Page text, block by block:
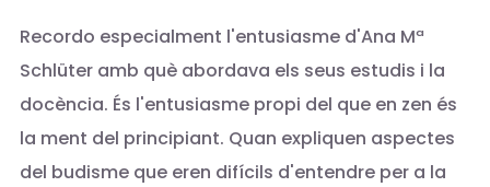
Recordo especialment l'entusiasme d'Ana Mª
Schlüter amb què abordava els seus estudis i la
docència. És l'entusiasme propi del que en zen és
la ment del principiant. Quan expliquen aspectes
del budisme que eren difícils d'entendre per a la